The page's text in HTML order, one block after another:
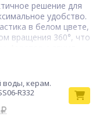
решение для
удобство.
в белом цвете,
вращения 360°, что
нужд. Смеситель
для плавного и
конструкция
и напора
воды, керам.
R332